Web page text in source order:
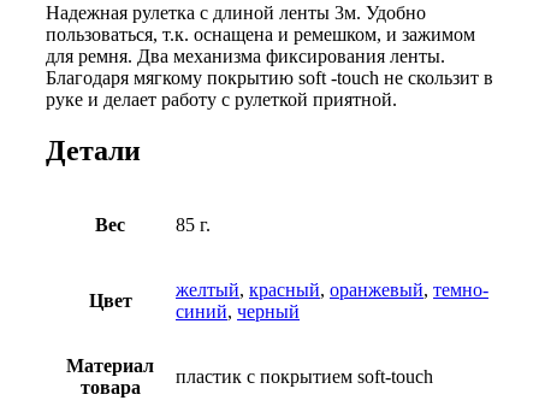
Надежная рулетка с длиной ленты 3м. Удобно
пользоваться, т.к. оснащена и ремешком, и зажимом
для ремня. Два механизма фиксирования ленты.
Благодаря мягкому покрытию soft -touch не скользит в
руке и делает работу с рулеткой приятной.
Детали
Вес 85 г.
Цвет
желтый, красный, оранжевый, темно-
синий, черный
Материал
товара
пластик с покрытием soft-touch